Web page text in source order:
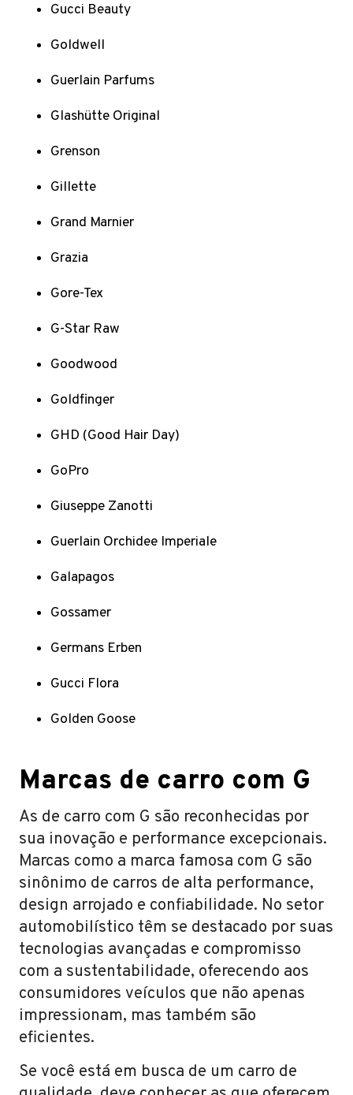
Gucci Beauty
Goldwell
Guerlain Parfums
Glashütte Original
Grenson
Gillette
Grand Marnier
Grazia
Gore-Tex
G-Star Raw
Goodwood
Goldfinger
GHD (Good Hair Day)
GoPro
Giuseppe Zanotti
Guerlain Orchidee Imperiale
Galapagos
Gossamer
Germans Erben
Gucci Flora
Golden Goose
Marcas de carro com G
As de carro com G são reconhecidas por
sua inovação e performance excepcionais.
Marcas como a marca famosa com G são
sinônimo de carros de alta performance,
design arrojado e confiabilidade. No setor
automobilístico têm se destacado por suas
tecnologias avançadas e compromisso
com a sustentabilidade, oferecendo aos
consumidores veículos que não apenas
impressionam, mas também são
eficientes.
Se você está em busca de um carro de